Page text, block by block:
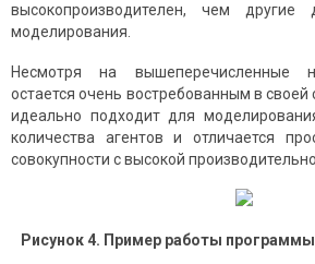
высокопроизводителен, чем другие
моделирования.
Несмотря на вышеперечисленные
остается очень востребованным в
идеально подходит для
количества агентов и отличается
совокупности с высокой
Рисунок 4. Пример работы